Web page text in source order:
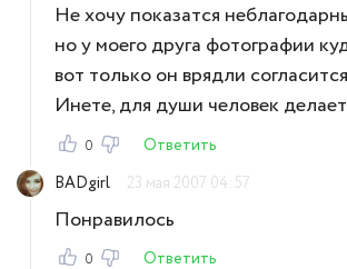
Не хочу показатся
но у моего друга фотографии
вот только он врядли
Инете, для души человек
0
Ответить
BADgirl
23 мая 2007 04:57
Понравилось
0
Ответить